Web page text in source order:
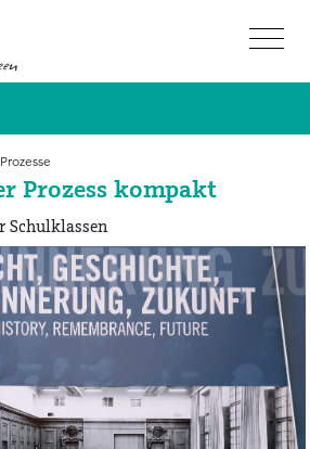
Prozess kompakt
Schulklassen